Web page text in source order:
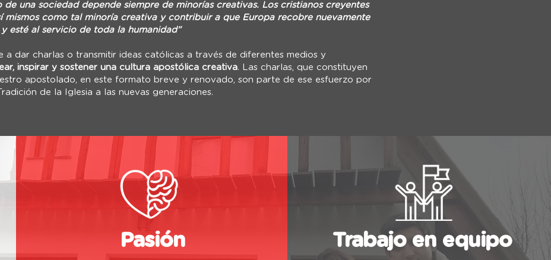
de una sociedad depende siempre de minorías creativas. Los cristianos creyentes
mismos como tal minoría creativa y contribuir a que Europa recobre nuevamente
esté al servicio de toda la humanidad”
a dar charlas o transmitir ideas católicas a través de diferentes medios y
inspirar y sostener una cultura apostólica creativa. Las charlas, que constituyen
apostolado, en este formato breve y renovado, son parte de ese esfuerzo por
de la Iglesia a las nuevas generaciones.
Pasión Trabajo en equipo